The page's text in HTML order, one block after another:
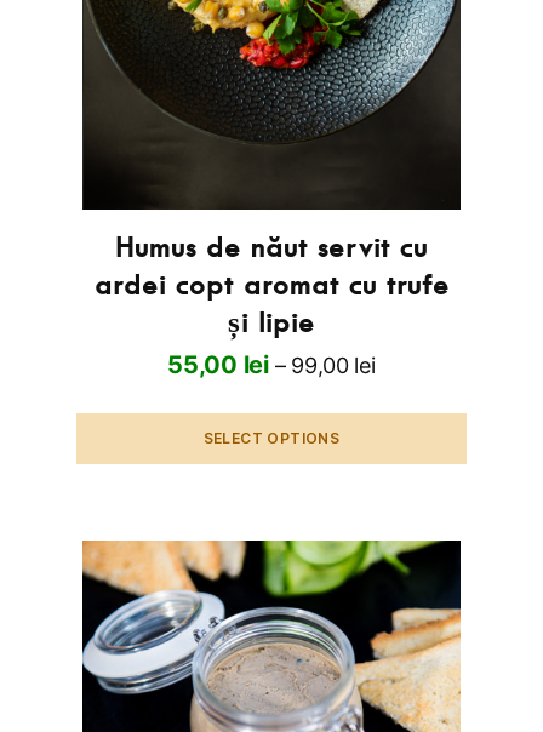
Humus de năut servit cu
ardei copt aromat cu trufe
și lipie
55,00 lei– 99,00 lei
SELECT OPTIONS